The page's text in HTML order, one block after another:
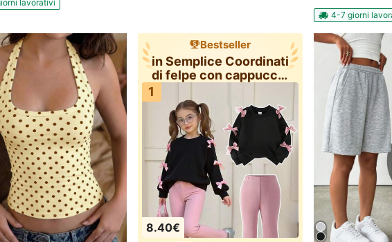
lavorativi
4-7 giorni
Bestseller
in Semplice Coordinati
di felpe con cappuccio
1
8.40€